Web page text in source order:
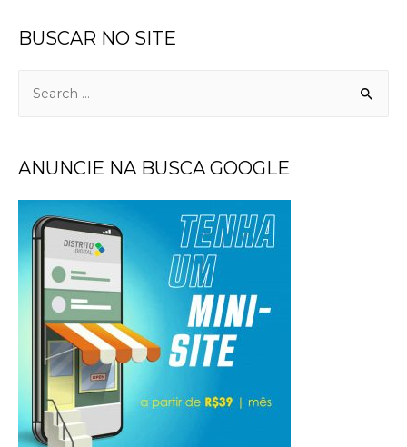
BUSCAR NO SITE
ANUNCIE NA BUSCA GOOGLE